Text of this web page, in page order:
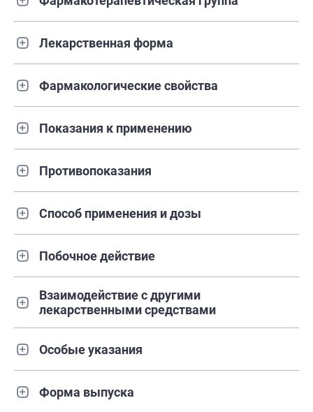
Лекарственная форма
Фармакологические свойства
Показания к применению
Противопоказания
Способ применения и дозы
Побочное действие
Взаимодействие с другими
лекарственными средствами
Особые указания
Форма выпуска